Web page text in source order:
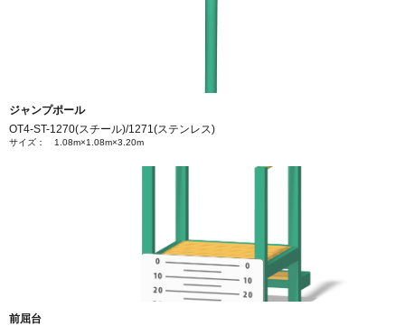
ジャンプポール
OT4-ST-1270(スチール)/1271(ステンレス)
サイズ： 1.08m×1.08m×3.20m
前屈台